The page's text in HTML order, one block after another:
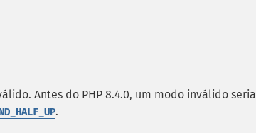
Antes do PHP 8.4.0, um modo inválido seria
.